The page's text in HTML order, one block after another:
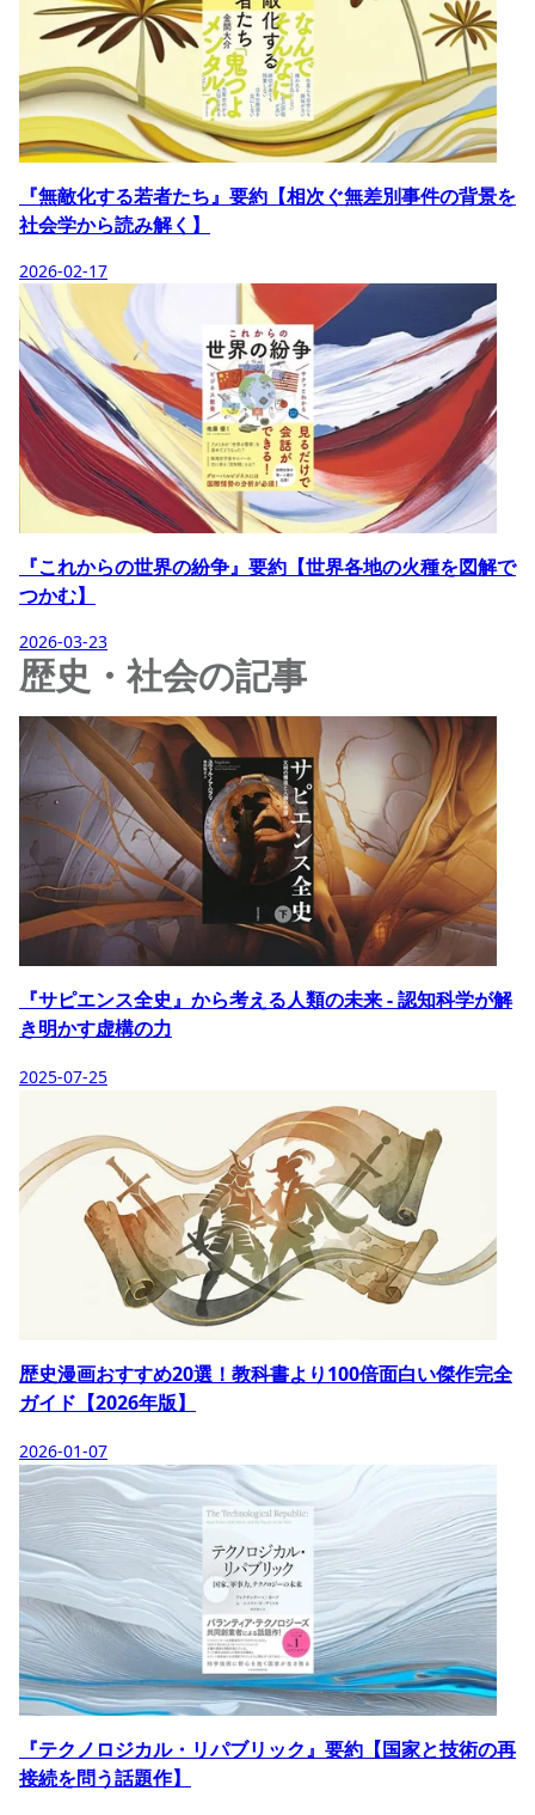
『無敵化する若者たち』要約【相次ぐ無差別事件の背景を
社会学から読み解く】
2026-02-17
『これからの世界の紛争』要約【世界各地の火種を図解で
つかむ】
2026-03-23
歴史・社会の記事
『サピエンス全史』から考える人類の未来 - 認知科学が解
き明かす虚構の力
2025-07-25
歴史漫画おすすめ20選！教科書より100倍面白い傑作完全
ガイド【2026年版】
2026-01-07
『テクノロジカル・リパブリック』要約【国家と技術の再
接続を問う話題作】